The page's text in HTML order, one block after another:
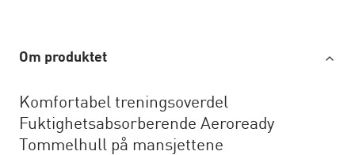
Om produktet
Komfortabel treningsoverdel
Fuktighetsabsorberende Aeroready
Tommelhull på mansjettene